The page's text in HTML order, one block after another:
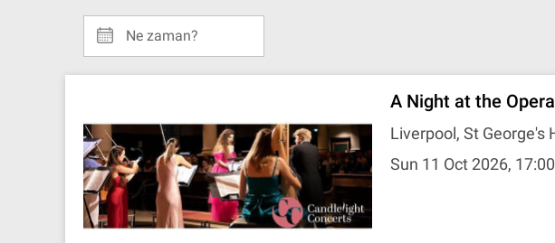
Ne zaman?
A Night at the
Liverpool, St George's
Sun 11 Oct 2026, 17:00